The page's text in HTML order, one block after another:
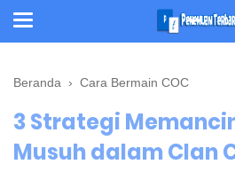
Beranda › Cara Bermain COC
3 Strategi
Musuh dalam Clan